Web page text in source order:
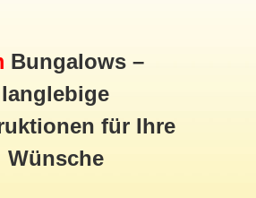
Bungalows –
langlebige
für Ihre
Wünsche